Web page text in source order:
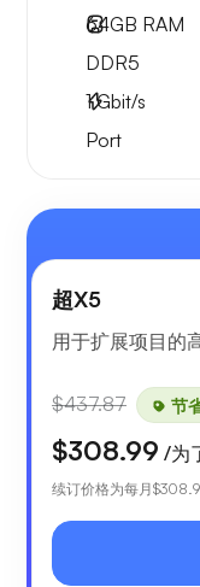
64GB RAM
DDR5
1Gbit/s
Port
超X5
用于扩展项目的
$437.87 节
$308.99 /为
续订价格为每月